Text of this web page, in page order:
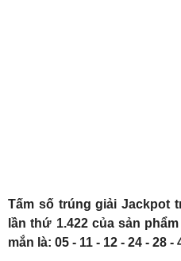
Tấm số trúng giải Jackpot
lần thứ 1.422 của sản
mắn là: 05 - 11 - 12 - 24 - 28 -